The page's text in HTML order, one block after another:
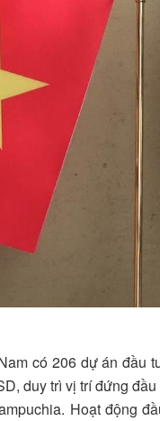
có 206 dự án đầu
duy trì vị trí đứng
Hoạt động